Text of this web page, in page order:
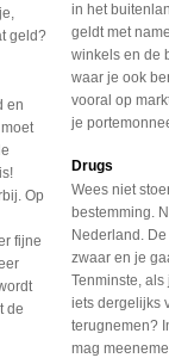
geld?
en
Op
fijne
de
in het
geldt met
winkels en de
waar je ook
vooral op
je
Drugs
Wees niet
bestemming.
Nederland.
zwaar en je
Tenminste,
iets dergelijks
terugnemen?
mag